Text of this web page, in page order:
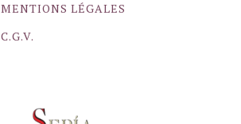
MENTIONS LÉGALES
C.G.V.